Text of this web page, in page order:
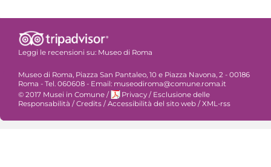
Leggi le recensioni su: Museo di Roma
Museo di Roma, Piazza San Pantaleo, 10 e Piazza Navona, 2 - 00186
Roma - Tel. 060608 - Email: museodiroma@comune.roma.it
© 2017 Musei in Comune / Privacy / Esclusione delle
Responsabilità /Credits /Accessibilità del sito web /XML-rss